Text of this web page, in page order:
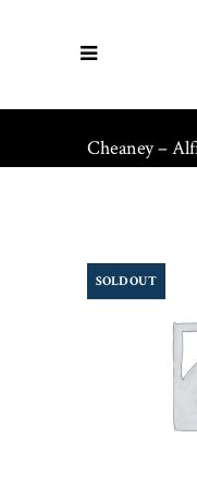
Cheaney –
SOLD OUT